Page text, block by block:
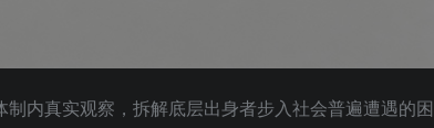
内真实观察，拆解底层出身者步入社会普遍遭遇的困